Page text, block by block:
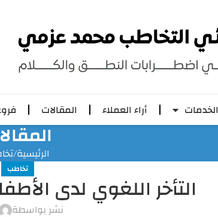
الخدمات أراء العملاء المقالات
الرئيسية
تخاطب
التأخر اللغوي لدى
نشر بواسطة